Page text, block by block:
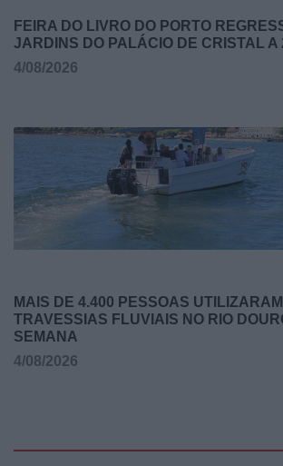
FEIRA DO LIVRO DO PORTO
JARDINS DO PALÁCIO DE CRISTAL A
4/08/2026
MAIS DE 4.400 PESSOAS
TRAVESSIAS FLUVIAIS NO RIO
SEMANA
4/08/2026